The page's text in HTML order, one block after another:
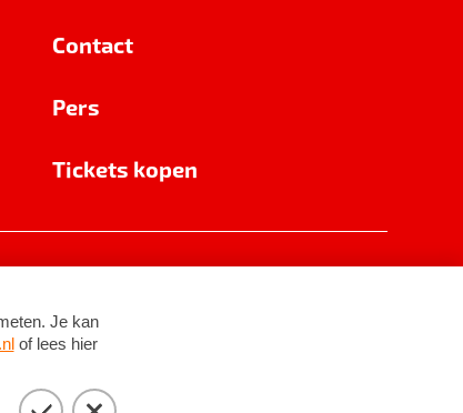
Contact
Pers
Tickets kopen